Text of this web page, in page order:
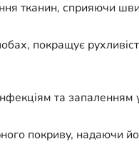
тканин, сприяючи
покращує
та запаленням
покриву, надаючи